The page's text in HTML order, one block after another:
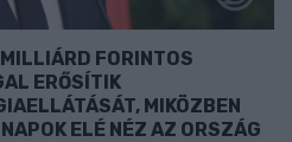
FORINTOS
ERŐSÍTIK
MIKÖZBEN
ELÉ NÉZ AZ ORSZÁG